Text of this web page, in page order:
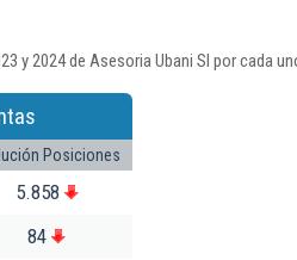
2024 de Asesoria Ubani Sl por cada
Posiciones
5.858
84